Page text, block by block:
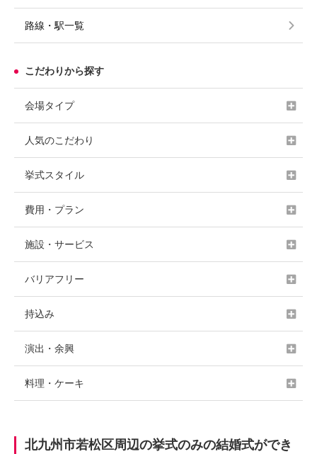
路線・駅一覧
こだわりから探す
会場タイプ
人気のこだわり
挙式スタイル
費用・プラン
施設・サービス
バリアフリー
持込み
演出・余興
料理・ケーキ
北九州市若松区周辺の挙式のみの結婚式ができ